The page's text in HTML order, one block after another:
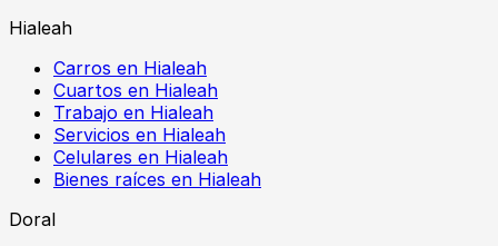
Hialeah
Carros en Hialeah
Cuartos en Hialeah
Trabajo en Hialeah
Servicios en Hialeah
Celulares en Hialeah
Bienes raíces en Hialeah
Doral